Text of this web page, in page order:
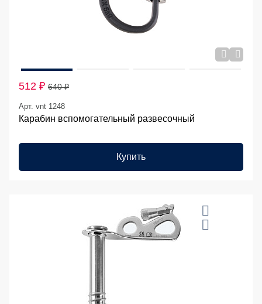
512 ₽ 640 ₽
Арт. vnt 1248
Карабин вспомогательный развесочный
Купить